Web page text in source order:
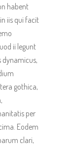
habent
iis qui facit
ii legunt
dynamicus,
gothica,
per
Eodem
clari,